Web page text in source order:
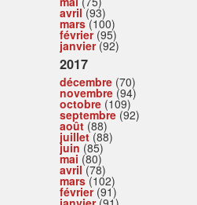
avril(93)
mars(100)
février(95)
janvier(92)
2017
décembre (70)
novembre (94)
octobre (109)
septembre (92)
août (88)
juillet(88)
juin (85)
mai (80)
avril(78)
mars(102)
février(91)